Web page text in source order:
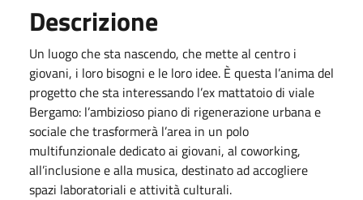
Descrizione
Un luogo che sta nascendo, che mette al centro i
giovani, i loro bisogni e le loro idee. È questa l’anima del
progetto che sta interessando l’ex mattatoio di viale
Bergamo: l’ambizioso piano di rigenerazione urbana e
sociale che trasformerà l’area in un polo
multifunzionale dedicato ai giovani, al coworking,
all’inclusione e alla musica, destinato ad accogliere
spazi laboratoriali e attività culturali.